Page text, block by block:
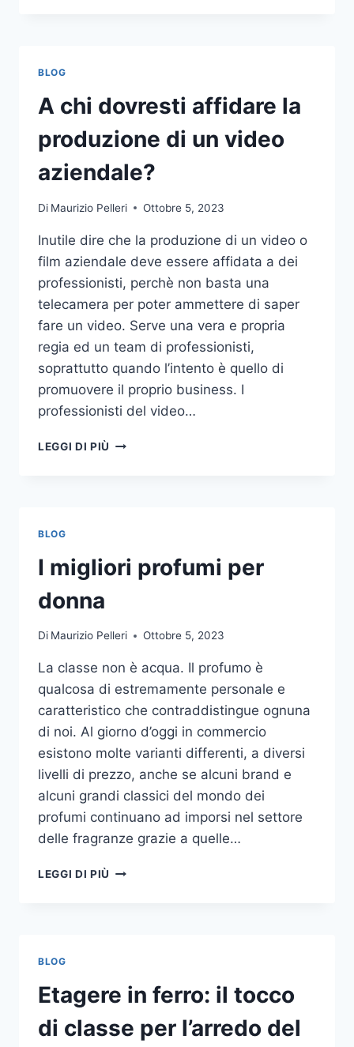
NELLE
SCOMMESSE
SPORTIVE
ONLINE
BLOG
A chi dovresti affidare la
produzione di un video
aziendale?
Di Maurizio Pelleri Ottobre 5, 2023
Inutile dire che la produzione di un video o
film aziendale deve essere affidata a dei
professionisti, perchè non basta una
telecamera per poter ammettere di saper
fare un video. Serve una vera e propria
regia ed un team di professionisti,
soprattutto quando l’intento è quello di
promuovere il proprio business. I
professionisti del video…
LEGGI DI PIÙ
VIDEO
BLOG
I migliori profumi per
donna
Di Maurizio Pelleri Ottobre 5, 2023
La classe non è acqua. Il profumo è
qualcosa di estremamente personale e
caratteristico che contraddistingue ognuna
di noi. Al giorno d’oggi in commercio
esistono molte varianti differenti, a diversi
livelli di prezzo, anche se alcuni brand e
alcuni grandi classici del mondo dei
profumi continuano ad imporsi nel settore
delle fragranze grazie a quelle…
LEGGI DI PIÙ
BLOG
Etagere in ferro: il tocco
di classe per l’arredo del